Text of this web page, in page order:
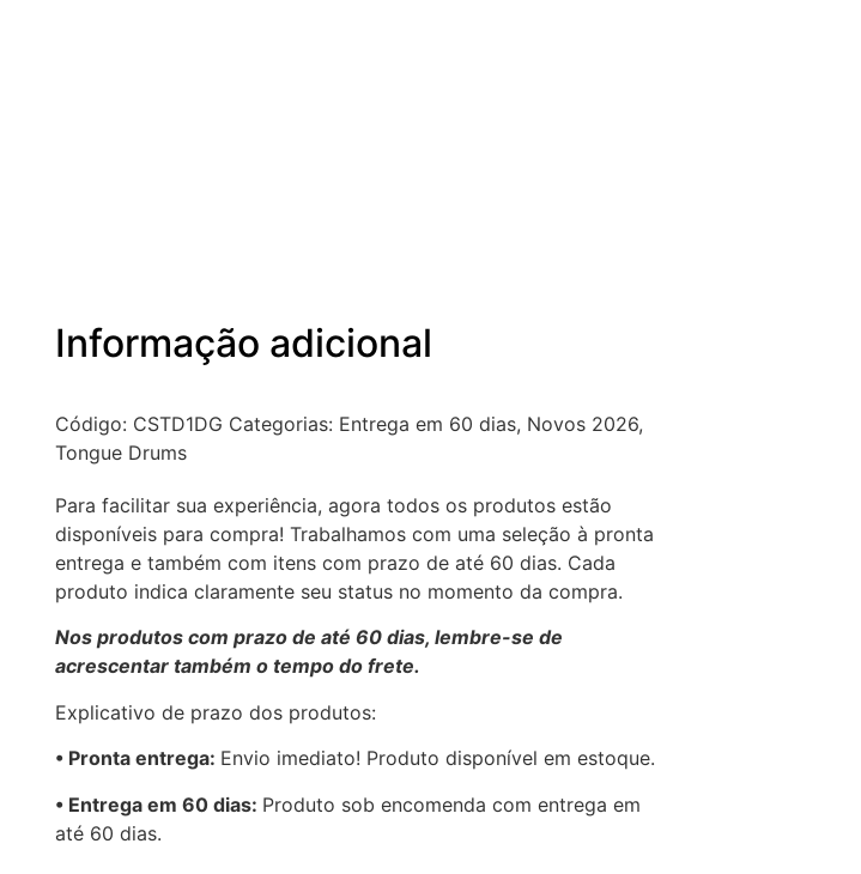
Informação adicional
Código: CSTD1DG Categorias: Entrega em 60 dias, Novos 2026,
Tongue Drums
Para facilitar sua experiência, agora todos os produtos estão
disponíveis para compra! Trabalhamos com uma seleção à pronta
entrega e também com itens com prazo de até 60 dias. Cada
produto indica claramente seu status no momento da compra.
Nos produtos com prazo de até 60 dias, lembre-se de
acrescentar também o tempo do frete.
Explicativo de prazo dos produtos:
•⁠ ⁠Pronta entrega: Envio imediato! Produto disponível em estoque.
•⁠ Entrega em 60 dias: Produto sob encomenda com entrega em
até 60 dias.